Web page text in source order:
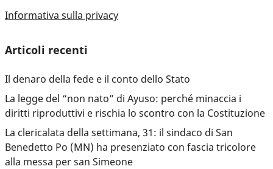
Informativa sulla privacy
Articoli recenti
Il denaro della fede e il conto dello Stato
La legge del “non nato” di Ayuso: perché minaccia i
diritti riproduttivi e rischia lo scontro con la Costituzione
La clericalata della settimana, 31: il sindaco di San
Benedetto Po (MN) ha presenziato con fascia tricolore
alla messa per san Simeone